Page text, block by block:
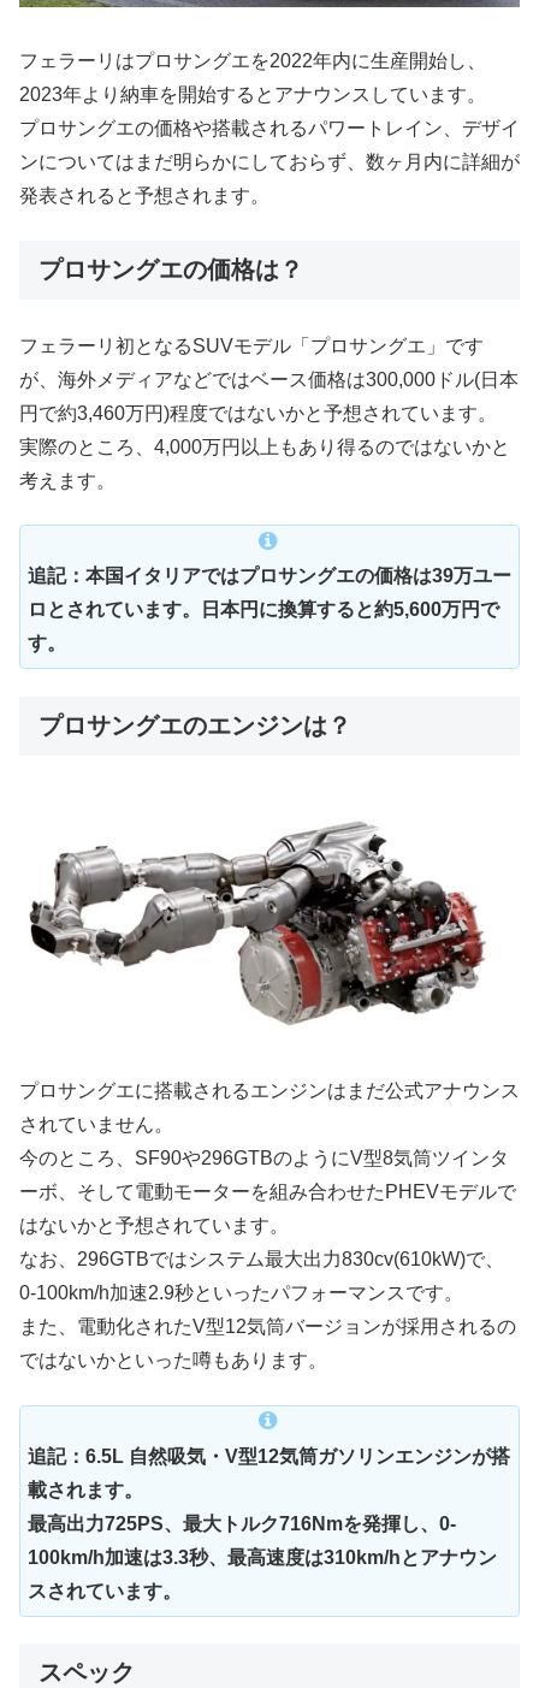
フェラーリはプロサングエを2022年内に生産開始し、
2023年より納車を開始するとアナウンスしています。
プロサングエの価格や搭載されるパワートレイン、デザイ
ンについてはまだ明らかにしておらず、数ヶ月内に詳細が
発表されると予想されます。
プロサングエの価格は？
フェラーリ初となるSUVモデル「プロサングエ」です
が、海外メディアなどではベース価格は300,000ドル(日本
円で約3,460万円)程度ではないかと予想されています。
実際のところ、4,000万円以上もあり得るのではないかと
考えます。
追記：本国イタリアではプロサングエの価格は39万ユー
ロとされています。日本円に換算すると約5,600万円で
す。
プロサングエのエンジンは？
プロサングエに搭載されるエンジンはまだ公式アナウンス
されていません。
今のところ、SF90や296GTBのようにV型8気筒ツインタ
ーボ、そして電動モーターを組み合わせたPHEVモデルで
はないかと予想されています。
なお、296GTBではシステム最大出力830cv(610kW)で、
0-100km/h加速2.9秒といったパフォーマンスです。
また、電動化されたV型12気筒バージョンが採用されるの
ではないかといった噂もあります。
追記：6.5L 自然吸気・V型12気筒ガソリンエンジンが搭
載されます。
最高出力725PS、最大トルク716Nmを発揮し、0-
100km/h加速は3.3秒、最高速度は310km/hとアナウン
スされています。
スペック